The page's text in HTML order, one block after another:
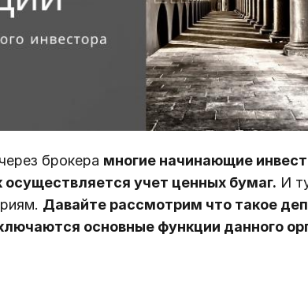
брокера многие начинающие
осуществляется учет ценных бумаг. И
Давайте рассмотрим что такое
основные функции данного